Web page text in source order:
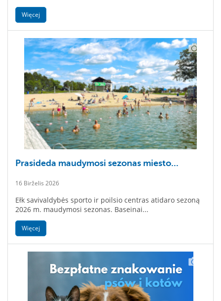
Więcej
Prasideda maudymosi sezonas miesto...
16 Birželis 2026
Ełk savivaldybės sporto ir poilsio centras atidaro sezoną
2026 m. maudymosi sezonas. Baseinai...
Więcej